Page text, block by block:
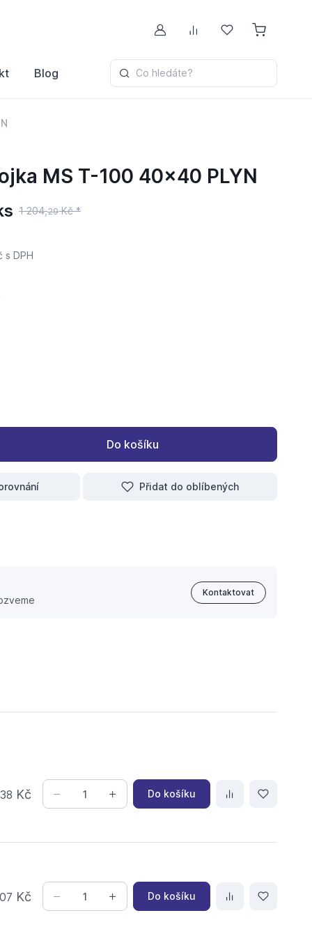
Můj účetPorovnávání
Oblíbené
Blog Co hledáte?
MS T-100 40x40 PLYN
1 204,29Kč *
s DPH
T-100 32x32 PLYN
MS T-100 40x40 PLYN
Do košíku
Přidat do oblíbených
Kontaktovat
38 Kč Do košíku
07 Kč Do košíku